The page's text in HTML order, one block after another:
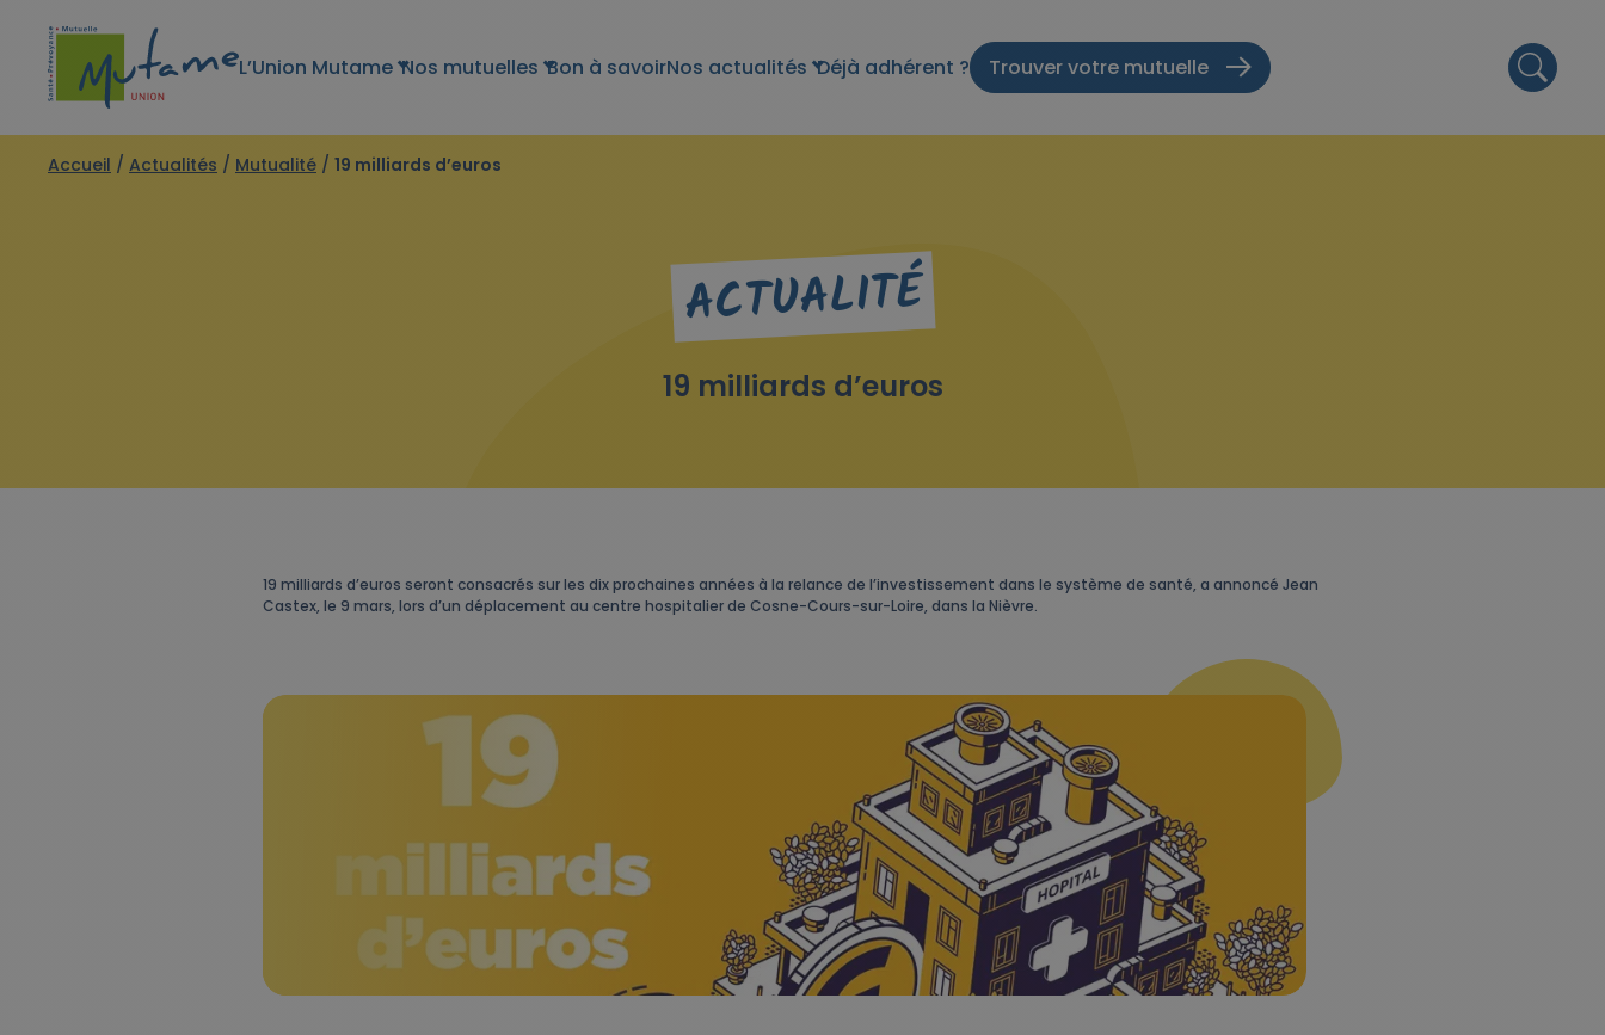
L’Union Mutame Nos mutuelles Bon à savoirNos actualités Déjà adhérent ? Trouver votre mutuelle
Accueil / Actualités / Mutualité / 19 milliards d’euros
ACTUALITÉ
19 milliards d’euros
19 milliards d’euros seront consacrés sur les dix prochaines années à la relance de l’investissement dans le système de santé, a annoncé Jean
Castex, le 9 mars, lors d’un déplacement au centre hospitalier de Cosne-Cours-sur-Loire, dans la Nièvre.